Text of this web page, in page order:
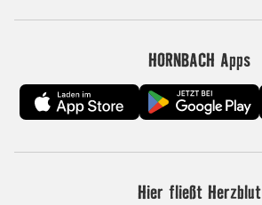
HORNBACH Apps
Hier fließt Herzblut